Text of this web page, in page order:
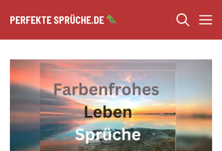
Inhalt
PERFEKTE SPRÜCHE.DE